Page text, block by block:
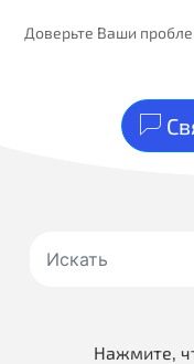
Доверьте Ваши
Нажмите,